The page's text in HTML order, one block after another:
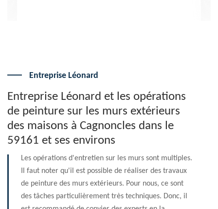
Entreprise Léonard
Entreprise Léonard et les opérations
de peinture sur les murs extérieurs
des maisons à Cagnoncles dans le
59161 et ses environs
Les opérations d'entretien sur les murs sont multiples.
Il faut noter qu'il est possible de réaliser des travaux
de peinture des murs extérieurs. Pour nous, ce sont
des tâches particulièrement très techniques. Donc, il